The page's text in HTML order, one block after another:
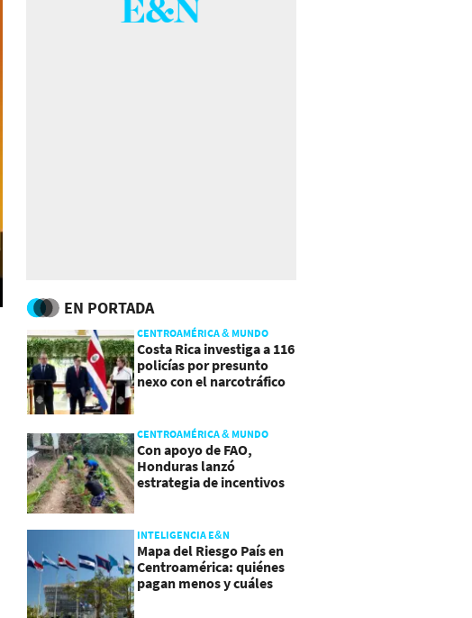
EN PORTADA
CENTROAMÉRICA & MUNDO
Costa Rica investiga a 116
policías por presunto
nexo con el narcotráfico
CENTROAMÉRICA & MUNDO
Con apoyo de FAO,
Honduras lanzó
estrategia de incentivos
INTELIGENCIA E&N
Mapa del Riesgo País en
Centroamérica: quiénes
pagan menos y cuáles